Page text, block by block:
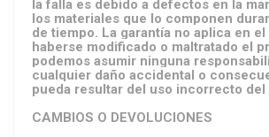
la falla es debido a defectos en la
los materiales que lo componen
de tiempo. La garantía no aplica en el
haberse modificado o maltratado el
podemos asumir ninguna
cualquier daño accidental o
pueda resultar del uso incorrecto del
CAMBIOS O DEVOLUCIONES